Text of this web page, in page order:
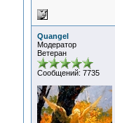
Quangel
Модератор
Ветеран
Сообщений: 7735